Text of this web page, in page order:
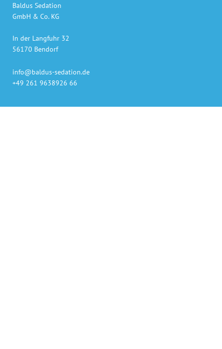
Baldus Sedation
GmbH & Co. KG
In der Langfuhr 32
56170 Bendorf
info@baldus-sedation.de
+49 261 9638926 66